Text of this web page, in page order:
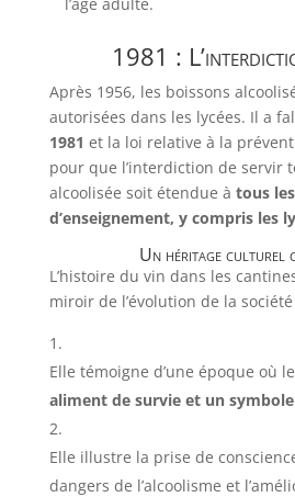
1981 :
Après 1956, les boissons
autorisées dans les lycées. Il a
1981 et la loi relative à la
pour que l’interdiction de servir
alcoolisée soit étendue à tous
d’enseignement, y compris les
Un héritage culturel
L’histoire du vin dans les
miroir de l’évolution de la
Elle témoigne d’une époque où
aliment de survie et un
Elle illustre la prise de
dangers de l’alcoolisme et